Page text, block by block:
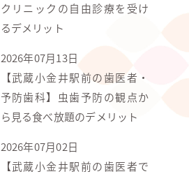
クリニックの自由診療を受け
るデメリット
2026年07月13日
【武蔵小金井駅前の歯医者・
予防歯科】虫歯予防の観点か
ら見る食べ放題のデメリット
2026年07月02日
【武蔵小金井駅前の歯医者で